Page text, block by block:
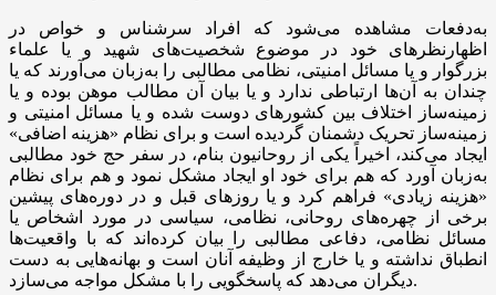
به‌دفعات مشاهده می‌شود که افراد سرشناس و خواص در
اظهارنظرهای خود در موضوع شخصیت‌های شهید و یا علماء
بزرگوار و یا مسائل امنیتی، نظامی مطالبی را به‌زبان می‌آورند که یا
چندان به آن‌ها ارتباطی ندارد و یا بیان آن مطالب موهن بوده و یا
زمینه‌ساز اختلاف بین کشورهای دوست شده و یا مسائل امنیتی و
زمینه‌ساز تحریک دشمنان گردیده است و برای نظام «هزینه اضافی»
ایجاد می‌کند، اخیراً یکی از روحانیون بنام، در سفر حج خود مطالبی
به‌زبان آورد که هم برای خود او ایجاد مشکل نمود و هم برای نظام
«هزینه زیادی» فراهم کرد و یا روزهای قبل و در دوره‌های پیشین
برخی از چهره‌های روحانی، نظامی، سیاسی در مورد اشخاص یا
مسائل نظامی، دفاعی مطالبی را بیان کرده‌اند که با واقعیت‌ها
انطباق نداشته و یا خارج از وظیفه آنان است و بهانه‌هایی به دست
دیگران می‌دهد که پاسخگویی را با مشکل مواجه می‌سازد.